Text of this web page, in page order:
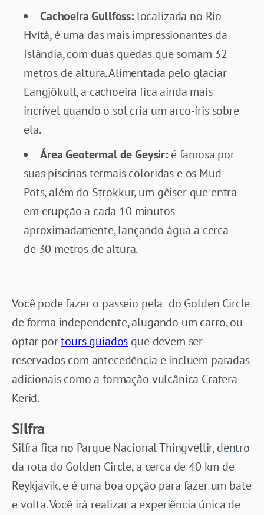
Cachoeira Gullfoss: localizada no Rio
Hvítá, é uma das mais impressionantes da
Islândia, com duas quedas que somam 32
metros de altura. Alimentada pelo glaciar
Langjökull, a cachoeira fica ainda mais
incrível quando o sol cria um arco-íris sobre
ela.
Área Geotermal de Geysir: é famosa por
suas piscinas termais coloridas e os Mud
Pots, além do Strokkur, um gêiser que entra
em erupção a cada 10 minutos
aproximadamente, lançando água a cerca
de 30 metros de altura.
Você pode fazer o passeio pela do Golden Circle
de forma independente, alugando um carro, ou
optar portours guiados que devem ser
reservados com antecedência e incluem paradas
adicionais como a formação vulcânica Cratera
Kerid.
Silfra
Silfra fica no Parque Nacional Thingvellir, dentro
da rota do Golden Circle, a cerca de 40 km de
Reykjavik, e é uma boa opção para fazer um bate
e volta. Você irá realizar a experiência única de